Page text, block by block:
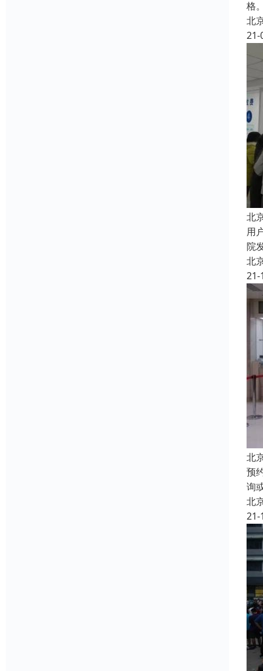
格
北
21-
北
用
院
北
21-
北
预
询
北
21-